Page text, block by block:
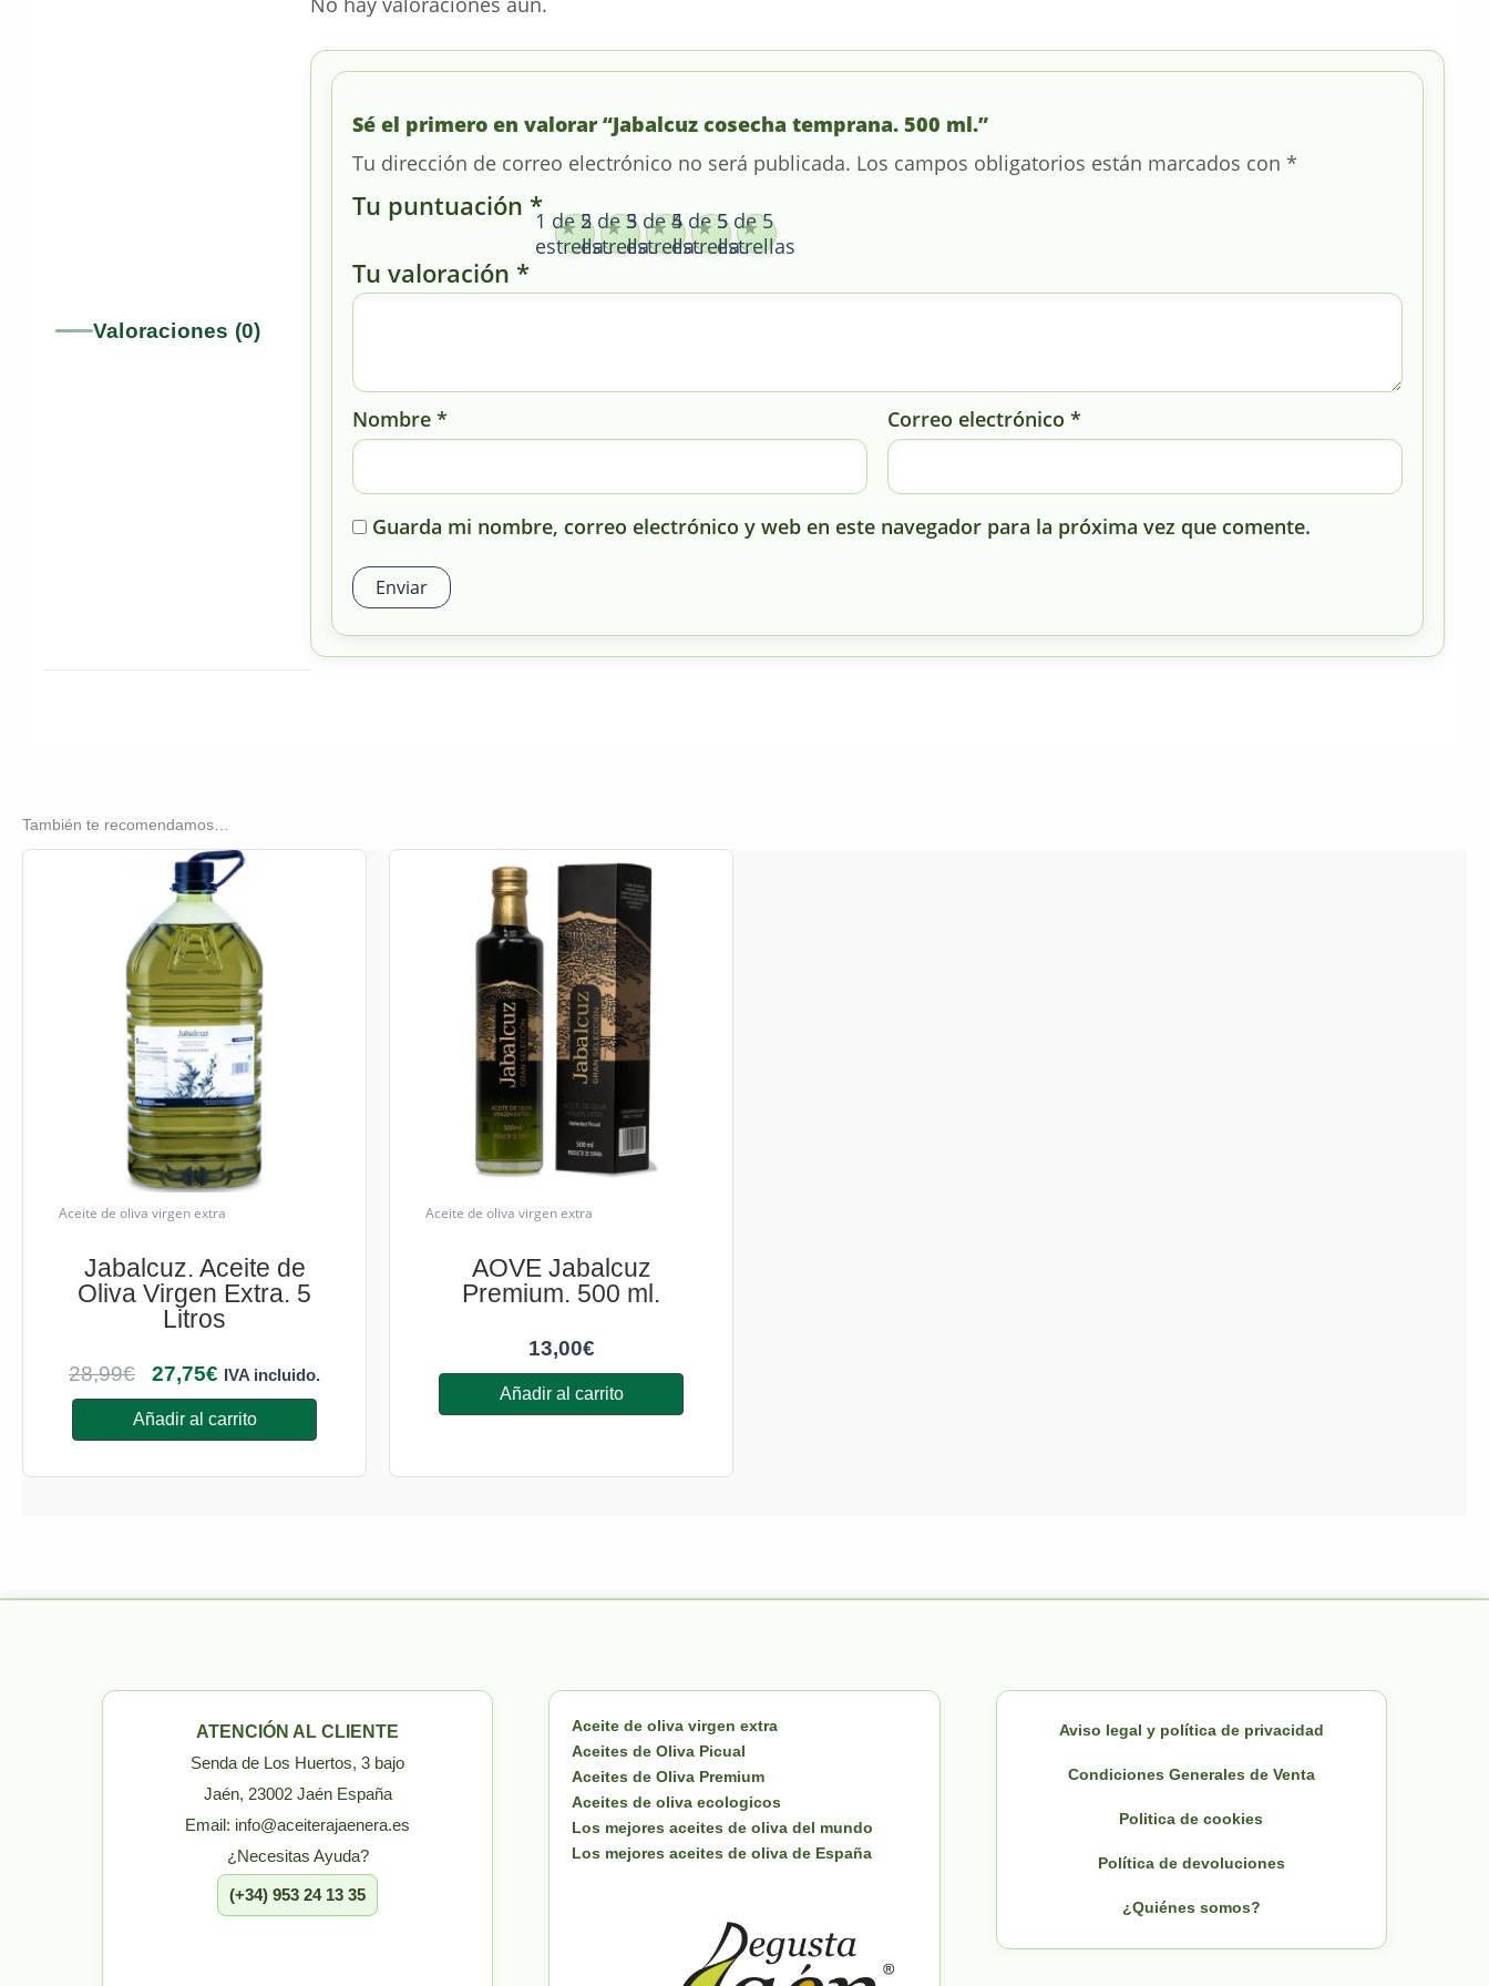
Valoraciones (0)
Sé el primero en valorar “Jabalcuz cosecha temprana. 500 ml.”
Tu dirección de correo electrónico no será publicada. Los campos obligatorios están marcados con *
Tu puntuación *1 de 5
estrellas
2 de 5
estrellas
3 de 5
estrellas
4 de 5
estrellas
5 de 5
estrellas
Tu valoración *
Nombre * Correo electrónico*
Guarda mi nombre, correo electrónico y web en este navegador para la próxima vez que comente.
También te recomendamos…
Aceite de oliva virgen extra
Jabalcuz. Aceite de
Oliva Virgen Extra. 5
Litros
28,99€ 27,75€ IVA incluido.
Añadir al carrito
Aceite de oliva virgen extra
AOVE Jabalcuz
Premium. 500 ml.
13,00€
Añadir al carrito
ATENCIÓN AL CLIENTE
Senda de Los Huertos, 3 bajo
Jaén, 23002 Jaén España
Email: info@aceiterajaenera.es
¿Necesitas Ayuda?
(+34) 953 24 13 35
Aceite de oliva virgen extra
Aceites de Oliva Picual
Aceites de Oliva Premium
Aceites de oliva ecologicos
Los mejores aceites de oliva del mundo
Los mejores aceites de oliva de España
Aviso legal y política de privacidad
Condiciones Generales de Venta
Politica de cookies
Política de devoluciones
¿Quiénes somos?